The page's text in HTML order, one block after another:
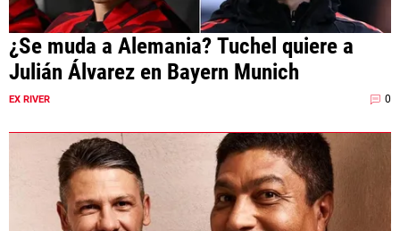
¿Se muda a Alemania? Tuchel quiere a
Julián Álvarez en Bayern Munich
EX RIVER 0